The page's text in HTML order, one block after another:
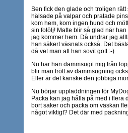
Sen fick den glade och troligen
hälsade på valpar och pratade
kom hem, kom ingen hund och
sin fotölj! Matte blir så glad när
jag kommer hem. Då undrar jag
han säkert väsnats också. Det
då vet man att han sovit gott :-)
Nu har han dammsugit mig från
blir man trött av dammsugning
Eller är det kanske den jobbiga
Nu börjar uppladdningen för
Packa kan jag hålla på med i flera
bort saker och packa om väskan
något viktigt? Det där med